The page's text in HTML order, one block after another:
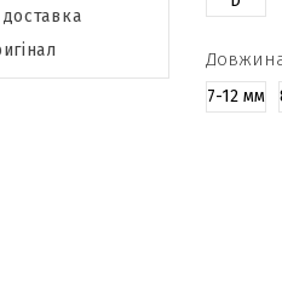
7-12 мм